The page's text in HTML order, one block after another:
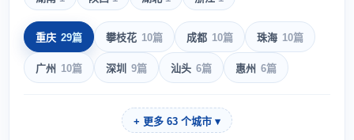
重庆 29篇 攀枝花 10篇 成都 10篇 珠海 10篇
广州 10篇 深圳 9篇 汕头 6篇 惠州 6篇
+ 更多 63 个城市 ▾